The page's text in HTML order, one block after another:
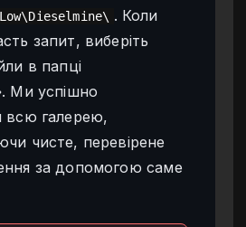
. Коли
запит, виберіть
в папці
Ми успішно
всю галерею,
чисте, перевірене
за допомогою саме